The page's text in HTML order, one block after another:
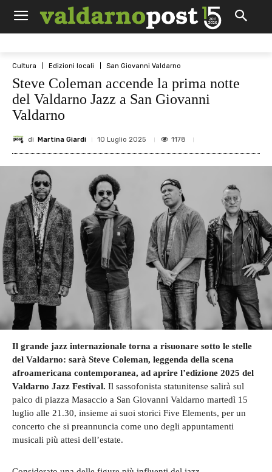
Cultura Edizioni locali San Giovanni Valdarno
Steve Coleman accende la prima notte
del Valdarno Jazz a San Giovanni
Valdarno
di Martina Giardi 10 Luglio 2025 1178
Il grande jazz internazionale torna a risuonare sotto le stelle
del Valdarno: sarà Steve Coleman, leggenda della scena
afroamericana contemporanea, ad aprire l’edizione 2025 del
Valdarno Jazz Festival. Il sassofonista statunitense salirà sul
palco di piazza Masaccio a San Giovanni Valdarno martedì 15
luglio alle 21.30, insieme ai suoi storici Five Elements, per un
concerto che si preannuncia come uno degli appuntamenti
musicali più attesi dell’estate.